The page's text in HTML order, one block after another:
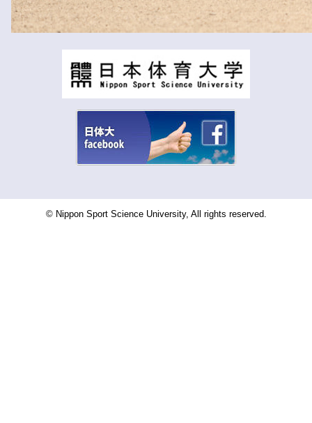
© Nippon Sport Science University, All rights reserved.